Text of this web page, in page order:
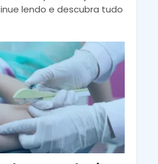
lendo e descubra tudo